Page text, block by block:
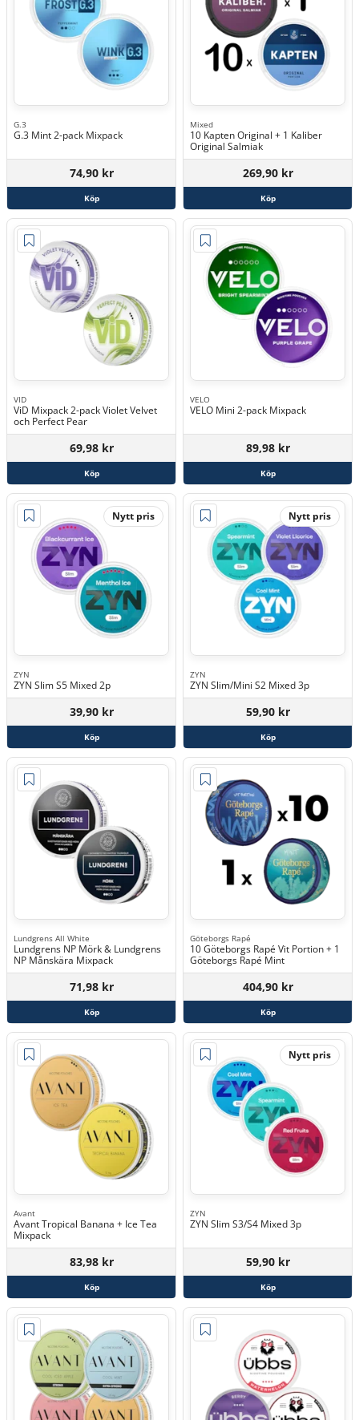
G.3
G.3 Mint 2-pack Mixpack
74,90 kr
Köp
Mixed
10 Kapten Original + 1 Kaliber
Original Salmiak
269,90 kr
Köp
VID
ViD Mixpack 2-pack Violet Velvet
och Perfect Pear
69,98 kr
Köp
VELO
VELO Mini 2-pack Mixpack
89,98 kr
Köp
Nytt pris
ZYN
ZYN Slim S5 Mixed 2p
39,90 kr
Köp
Nytt pris
ZYN
ZYN Slim/Mini S2 Mixed 3p
59,90 kr
Köp
Lundgrens All White
Lundgrens NP Mörk & Lundgrens
NP Månskära Mixpack
71,98 kr
Köp
Göteborgs Rapé
10 Göteborgs Rapé Vit Portion + 1
Göteborgs Rapé Mint
404,90 kr
Köp
Avant
Avant Tropical Banana + Ice Tea
Mixpack
83,98 kr
Köp
Nytt pris
ZYN
ZYN Slim S3/S4 Mixed 3p
59,90 kr
Köp